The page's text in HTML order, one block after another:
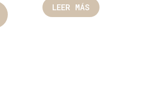
LEER MÁS